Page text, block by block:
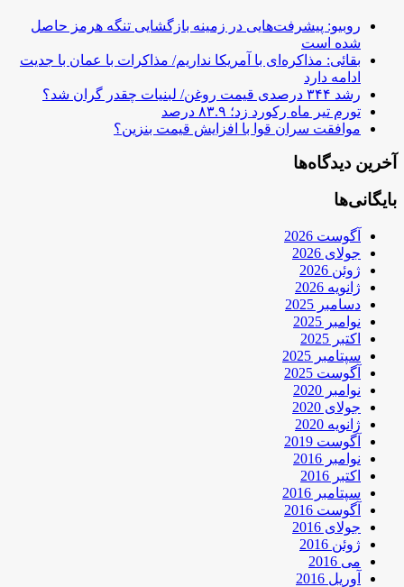
روبیو: پیشرفت‌هایی در زمینه بازگشایی تنگه هرمز حاصل
شده است
بقائی: مذاکره‌ای با آمریکا نداریم/ مذاکرات با عمان با جدیت
ادامه دارد
رشد ۳۴۴ درصدی قیمت روغن/ لبنیات چقدر گران شد؟
تورم تیر ماه رکورد زد؛ ۸۳.۹ درصد
موافقت سران قوا با افزایش قیمت بنزین؟
آخرین دیدگاه‌ها
بایگانی‌ها
آگوست 2026
جولای 2026
ژوئن 2026
ژانویه 2026
دسامبر 2025
نوامبر 2025
اکتبر 2025
سپتامبر 2025
آگوست 2025
نوامبر 2020
جولای 2020
ژانویه 2020
آگوست 2019
نوامبر 2016
اکتبر 2016
سپتامبر 2016
آگوست 2016
جولای 2016
ژوئن 2016
می 2016
آوریل 2016